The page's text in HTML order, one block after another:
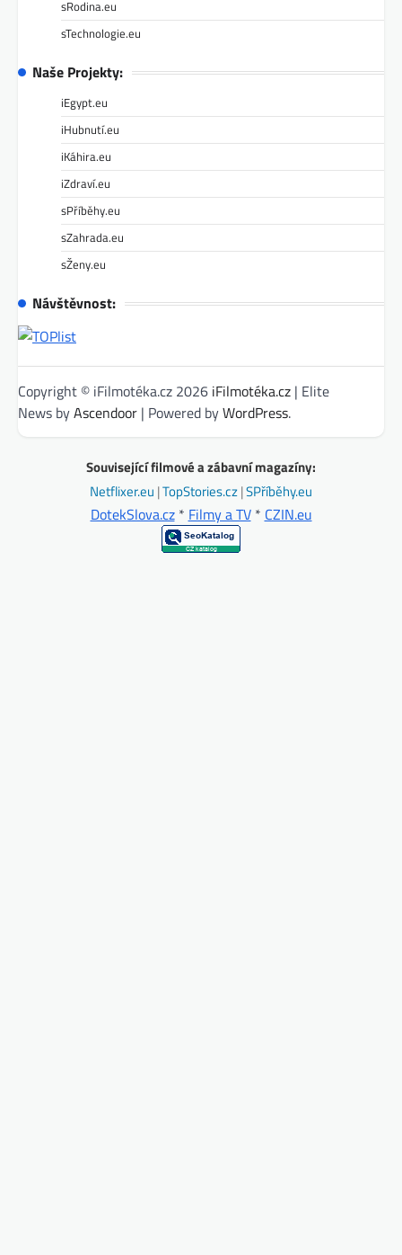
sRodina.eu
sTechnologie.eu
Naše Projekty:
iEgypt.eu
iHubnutí.eu
iKáhira.eu
iZdraví.eu
sPříběhy.eu
sZahrada.eu
sŽeny.eu
Návštěvnost:
Copyright © iFilmotéka.cz 2026 iFilmotéka.cz | Elite
News byAscendoor | Powered byWordPress.
Související filmové a zábavní magazíny:
Netflixer.eu |TopStories.cz|SPříběhy.eu
DotekSlova.cz* Filmy a TV* CZIN.eu